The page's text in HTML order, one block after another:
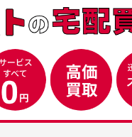
の
50代男
安心して中古
を買えるお店
ご利用下さい。
理には細心の注意を払っ
材の劣化やパーツの強
ざいます。
い）